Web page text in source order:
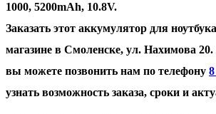
1000, 5200mAh, 10.8V.
Заказать этот аккумулятор для
магазине в Смоленске, ул. Нахимова
вы можете позвонить нам по телефону
узнать возможность заказа, сроки и